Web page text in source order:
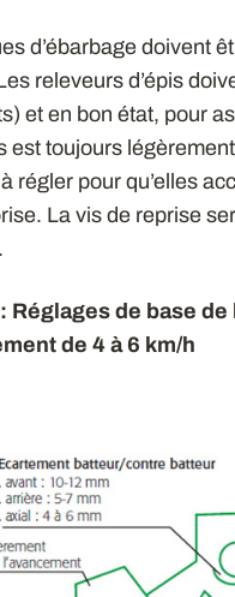
d’ébarbage doivent
releveurs d’épis
et en bon état, pour
est toujours
régler pour qu’elles
La vis de reprise
Réglages de base
de 4 à 6 km/h